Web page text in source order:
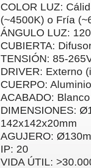
COLOR LUZ:
(~4500K) o Fría
ÁNGULO LUZ:
CUBIERTA:
TENSIÓN: 85-
DRIVER: Externo
CUERPO: Aluminio
ACABADO: Blanco
DIMENSIONES:
142x142x20mm
AGUJERO:
IP: 20
VIDA ÚTIL: